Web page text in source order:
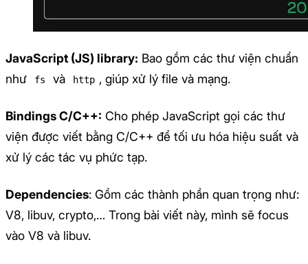
JavaScript (JS) library: Bao gồm các thư viện chuẩn
như
fs và http , giúp xử lý file và mạng.
Bindings C/C++: Cho phép JavaScript gọi các thư
viện được viết bằng C/C++ để tối ưu hóa hiệu suất và
xử lý các tác vụ phức tạp.
Dependencies: Gồm các thành phần quan trọng như:
V8, libuv, crypto,… Trong bài viết này, mình sẽ focus
vào V8 và libuv.